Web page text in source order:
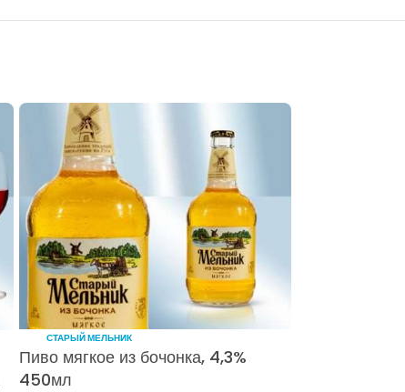
СТАРЫЙ МЕЛЬНИК
Пиво мягкое из бочонка, 4,3%
450мл